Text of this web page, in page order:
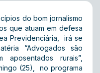
do bom jornalismo
que atuam em defesa
Previdenciária, irá se
“Advogados são
rurais”,
(25), no programa